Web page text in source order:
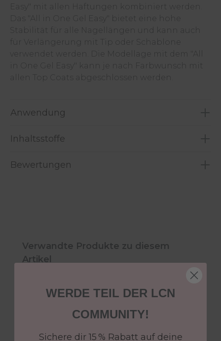
Easy" mit allen Haftungen kombiniert werden.
Das "All in One Gel Easy" bietet eine hohe
Stabilität für alle Nagellängen und kann auch
für Verlängerung mit Tip oder Schablone
verwendet werden. Die Modellage mit dem "All
in One Gel Easy" kann je nach Farbwunsch mit
allen Top Coats abgeschlossen werden.
Anwendung
Inhaltsstoffe
Bewertungen
Produktgalerie überspringen
Verwandte Produkte zu diesem
Artikel
WERDE TEIL DER LCN
COMMUNITY!
Sichere dir 15 % Rabatt auf deine